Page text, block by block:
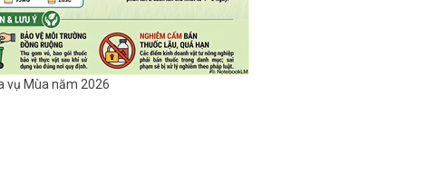
vụ Mùa năm 2026